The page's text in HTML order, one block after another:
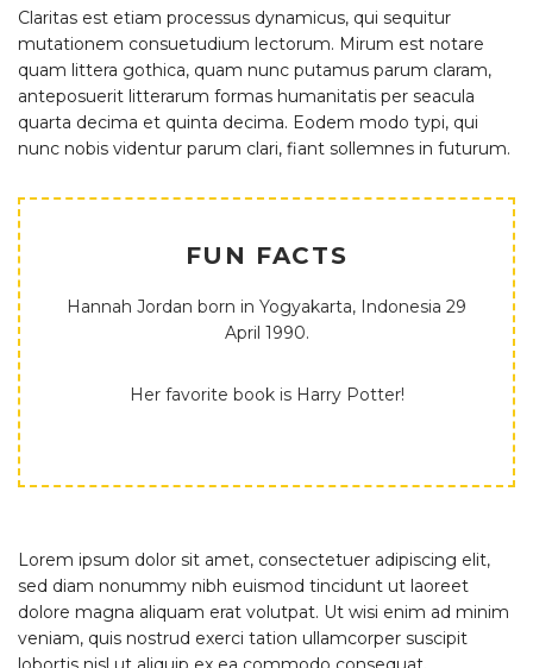
Claritas est etiam processus dynamicus, qui sequitur
mutationem consuetudium lectorum. Mirum est notare
quam littera gothica, quam nunc putamus parum claram,
anteposuerit litterarum formas humanitatis per seacula
quarta decima et quinta decima. Eodem modo typi, qui
nunc nobis videntur parum clari, fiant sollemnes in futurum.
FUN FACTS
Hannah Jordan born in Yogyakarta, Indonesia 29
April 1990.
Her favorite book is Harry Potter!
Lorem ipsum dolor sit amet, consectetuer adipiscing elit,
sed diam nonummy nibh euismod tincidunt ut laoreet
dolore magna aliquam erat volutpat. Ut wisi enim ad minim
veniam, quis nostrud exerci tation ullamcorper suscipit